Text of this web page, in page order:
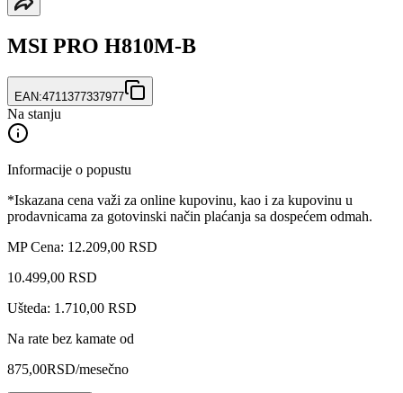
MSI PRO H810M-B
EAN:4711377337977
Na stanju
Informacije o popustu
*Iskazana cena važi za online kupovinu, kao i za kupovinu u
prodavnicama za gotovinski način plaćanja sa dospećem odmah.
MP Cena: 12.209,00 RSD
10.499,00 RSD
Ušteda: 1.710,00 RSD
Na rate bez kamate od
875,00RSD/mesečno